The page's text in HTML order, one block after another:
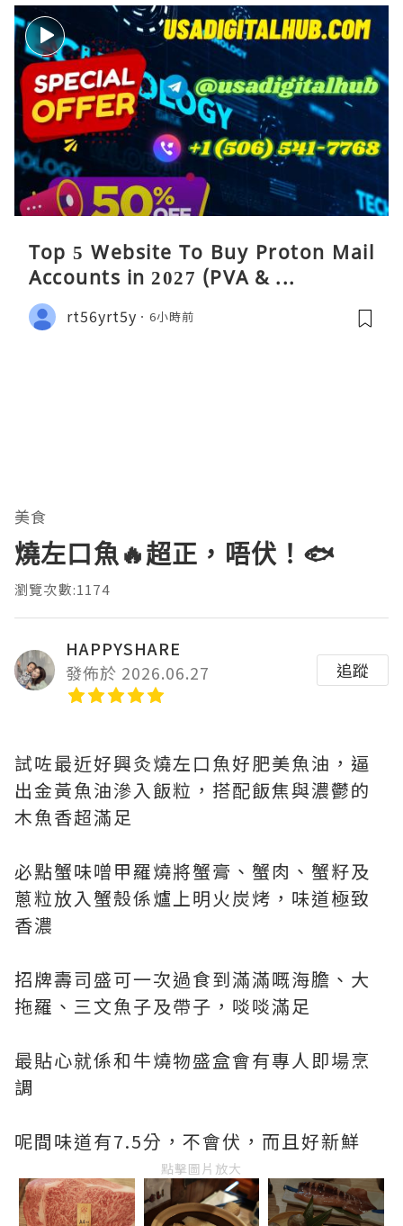
Top 5 Website To Buy Proton Mail
Accounts in 2027 (PVA & ...
rt56yrt5y 6小時前
美食
燒左口魚🔥超正，唔伏！🐟
瀏覽次數:1174
HAPPYSHARE
發佈於 2026.06.27
追蹤
試咗最近好興灸燒左口魚好肥美魚油，逼
出金黃魚油滲入飯粒，搭配飯焦與濃鬱的
木魚香超滿足
必點蟹味噌甲羅燒將蟹膏、蟹肉、蟹籽及
蔥粒放入蟹殼係爐上明火炭烤，味道極致
香濃
招牌壽司盛可一次過食到滿滿嘅海膽、大
拖羅、三文魚子及帶子，啖啖滿足
最貼心就係和牛燒物盛盒會有專人即場烹
調
呢間味道有7.5分，不會伏，而且好新鮮
點擊圖片放大